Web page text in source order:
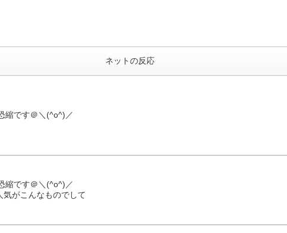
ネットの反応
縮です＠＼(^o^)／
縮です＠＼(^o^)／
気がこんなものでして